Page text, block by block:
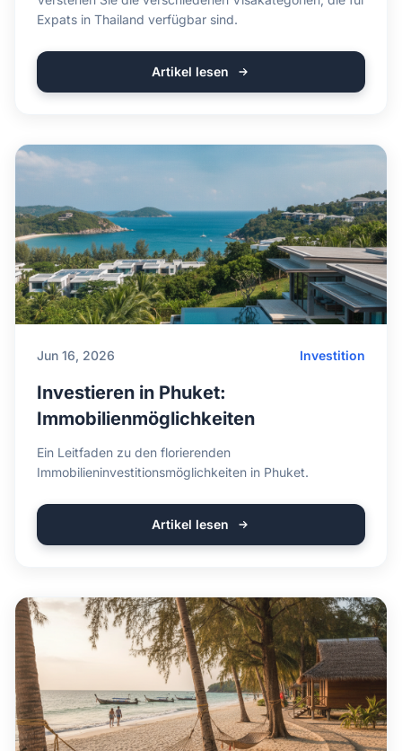
Expats in Thailand verfügbar sind.
Artikel lesen
Jun 16, 2026 Investition
Investieren in Phuket:
Immobilienmöglichkeiten
Ein Leitfaden zu den florierenden
Immobilieninvestitionsmöglichkeiten in Phuket.
Artikel lesen